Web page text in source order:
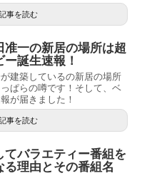
事を読む
准一の新居の場所は超
誕生速報！
建築しているの新居の場所
ぱらの噂です！そして、ベ
が届きました！
事を読む
てバラエティー番組を
理由とその番組名